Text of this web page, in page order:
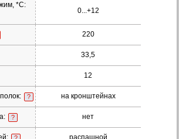
*С:
0...+12
220
33,5
12
? на кронштейнах
? нет
распашной